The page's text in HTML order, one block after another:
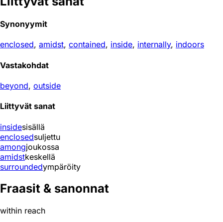
Synonyymit
enclosed, amidst, contained, inside, internally, indoors
Vastakohdat
beyond, outside
Liittyvät sanat
insidesisällä
enclosedsuljettu
amongjoukossa
amidstkeskellä
surroundedympäröity
Fraasit & sanonnat
within reach